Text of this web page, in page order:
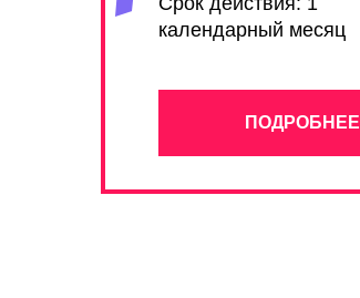
календарный месяц
ПОДРОБНЕЕ